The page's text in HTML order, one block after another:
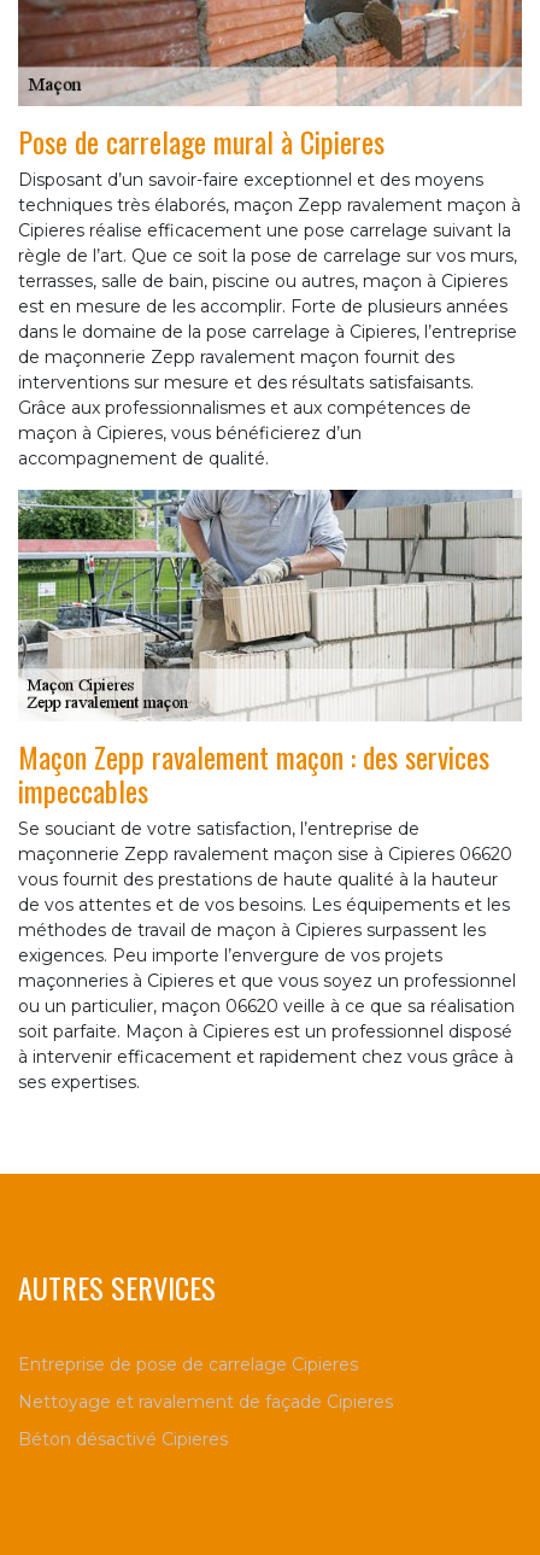
Pose de carrelage mural à Cipieres
Disposant d’un savoir-faire exceptionnel et des moyens
techniques très élaborés, maçon Zepp ravalement maçon à
Cipieres réalise efficacement une pose carrelage suivant la
règle de l’art. Que ce soit la pose de carrelage sur vos murs,
terrasses, salle de bain, piscine ou autres, maçon à Cipieres
est en mesure de les accomplir. Forte de plusieurs années
dans le domaine de la pose carrelage à Cipieres, l’entreprise
de maçonnerie Zepp ravalement maçon fournit des
interventions sur mesure et des résultats satisfaisants.
Grâce aux professionnalismes et aux compétences de
maçon à Cipieres, vous bénéficierez d’un
accompagnement de qualité.
Maçon Zepp ravalement maçon : des services
impeccables
Se souciant de votre satisfaction, l’entreprise de
maçonnerie Zepp ravalement maçon sise à Cipieres 06620
vous fournit des prestations de haute qualité à la hauteur
de vos attentes et de vos besoins. Les équipements et les
méthodes de travail de maçon à Cipieres surpassent les
exigences. Peu importe l’envergure de vos projets
maçonneries à Cipieres et que vous soyez un professionnel
ou un particulier, maçon 06620 veille à ce que sa réalisation
soit parfaite. Maçon à Cipieres est un professionnel disposé
à intervenir efficacement et rapidement chez vous grâce à
ses expertises.
AUTRES SERVICES
Entreprise de pose de carrelage Cipieres
Nettoyage et ravalement de façade Cipieres
Béton désactivé Cipieres